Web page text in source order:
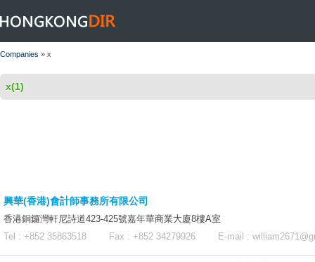
HONGKONGDIR
Companies » x
x(1)
興華(香港)會計師事務所有限公司
香港銅鑼灣軒尼詩道423-425號嘉年華商業大廈8樓A室
Tel : +852 35863518 Fax : +852 34279926 E-mail :